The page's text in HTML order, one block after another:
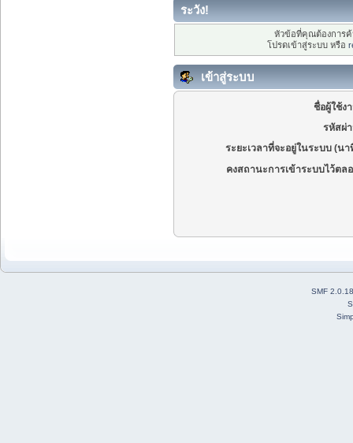
ระวัง!
หัวข้อที่คุณต้องการ
โปรดเข้าสู่ระบบ หรือ
เข้าสู่ระบบ
ชื่อผู้ใช้ง
รหัสผ่
ระยะเวลาที่จะอยู่ในระบบ (นา
คงสถานะการเข้าระบบไว้ตล
SMF 2.0.18